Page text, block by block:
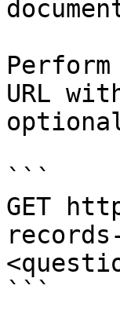
URL
```
GET
```